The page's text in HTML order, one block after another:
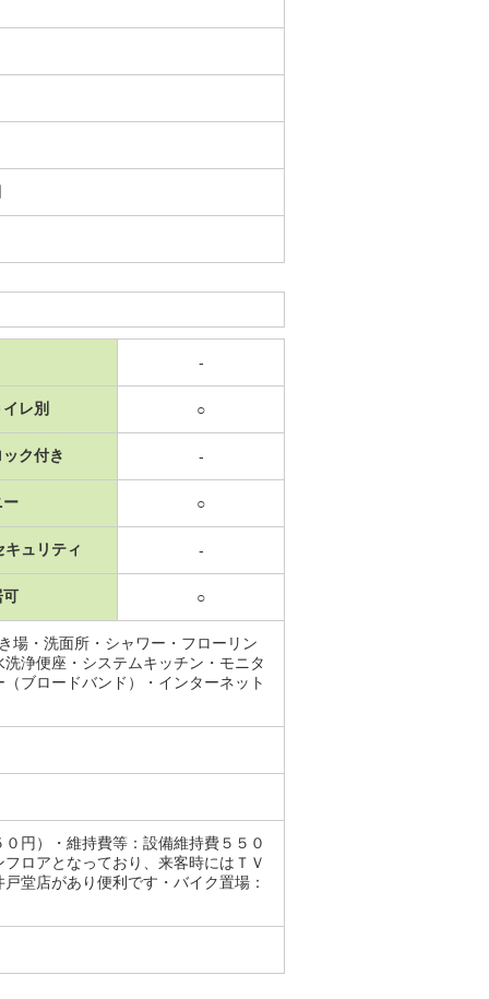
-
レ別 ○
ク付き -
ー ○
キュリティ -
可 ○
場・洗面所・シャワー・フローリン
浄便座・システムキッチン・モニタ
ブロードバンド）・インターネット
円）・維持費等：設備維持費５５０
ロアとなっており、来客時にはＴＶ
堂店があり便利です・バイク置場：